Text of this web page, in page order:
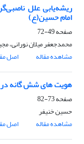
ریشه‌یابی علل
امام حسین(ع)
صفحه49-72
محمدجعفر میلان نورانی،
مشاهده مقاله
اصل
هویت های شش گانه در
صفحه73-82
حسین خنیفر
مشاهده مقاله
اصل